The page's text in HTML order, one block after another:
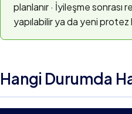
planlanır · İyileşme sonrası
yapılabilir ya da yeni protez
Hangi Durumda